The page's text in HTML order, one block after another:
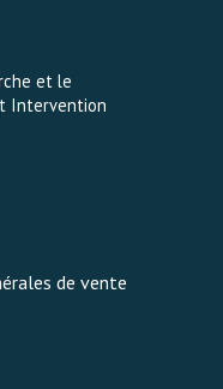
et le
Intervention
de vente